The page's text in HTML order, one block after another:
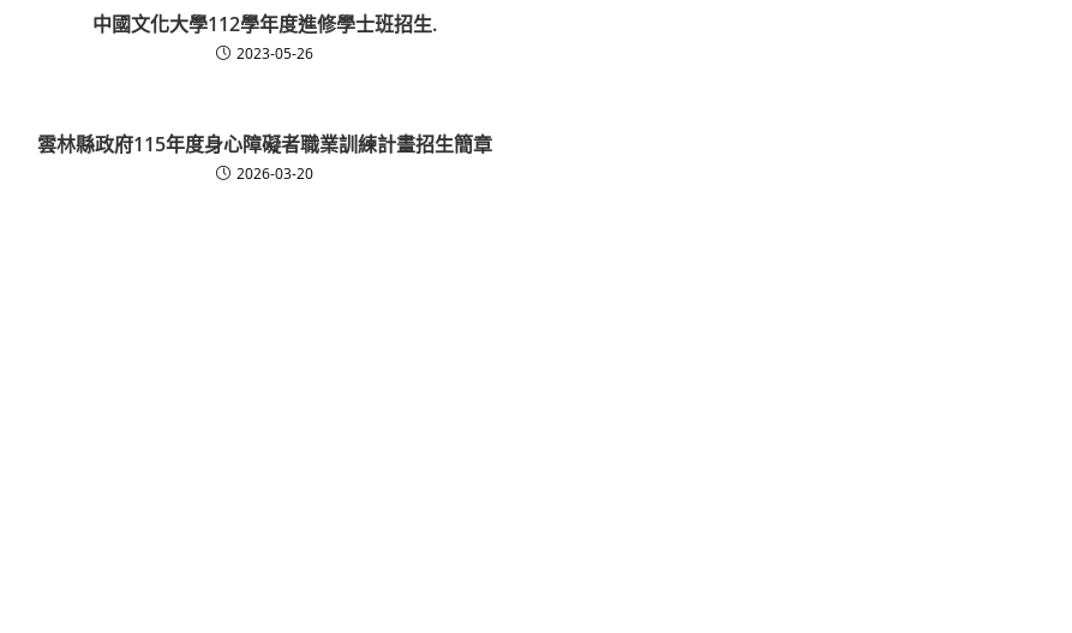
中國文化大學112學年度進修學士班招生.
2023-05-26
雲林縣政府115年度身心障礙者職業訓練計畫招生簡章
2026-03-20